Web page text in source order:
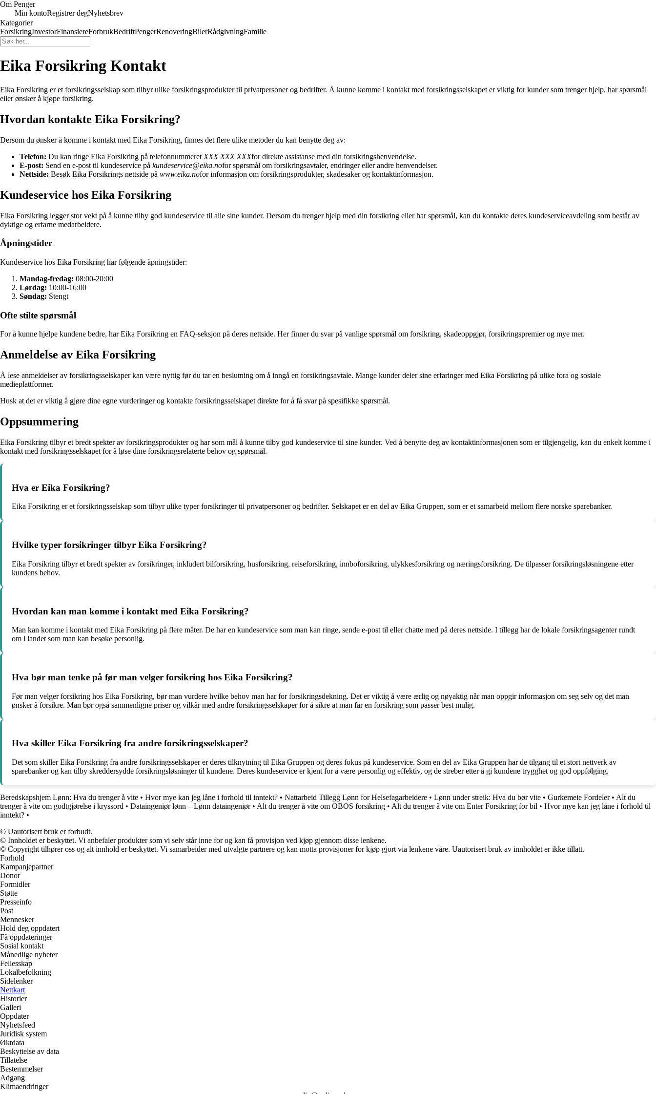
Om Penger
Min kontoRegistrer degNyhetsbrev
Kategorier
ForsikringInvestorFinansiereForbrukBedriftPengerRenoveringBilerRådgivningFamilie
Eika Forsikring Kontakt
Eika Forsikring er et forsikringsselskap som tilbyr ulike forsikringsprodukter til privatpersoner og bedrifter. Å kunne komme i kontakt med forsikringsselskapet er viktig for kunder som trenger hjelp, har spørsmål
eller ønsker å kjøpe forsikring.
Hvordan kontakte Eika Forsikring?
Dersom du ønsker å komme i kontakt med Eika Forsikring, finnes det flere ulike metoder du kan benytte deg av:
Telefon: Du kan ringe Eika Forsikring på telefonnummeret XXX XXX XXXfor direkte assistanse med din forsikringshenvendelse.
E-post: Send en e-post til kundeservice på kundeservice@eika.nofor spørsmål om forsikringsavtaler, endringer eller andre henvendelser.
Nettside: Besøk Eika Forsikrings nettside på www.eika.nofor informasjon om forsikringsprodukter, skadesaker og kontaktinformasjon.
Kundeservice hos Eika Forsikring
Eika Forsikring legger stor vekt på å kunne tilby god kundeservice til alle sine kunder. Dersom du trenger hjelp med din forsikring eller har spørsmål, kan du kontakte deres kundeserviceavdeling som består av
dyktige og erfarne medarbeidere.
Åpningstider
Kundeservice hos Eika Forsikring har følgende åpningstider:
Mandag-fredag: 08:00-20:00
Lørdag: 10:00-16:00
Søndag: Stengt
Ofte stilte spørsmål
For å kunne hjelpe kundene bedre, har Eika Forsikring en FAQ-seksjon på deres nettside. Her finner du svar på vanlige spørsmål om forsikring, skadeoppgjør, forsikringspremier og mye mer.
Anmeldelse av Eika Forsikring
Å lese anmeldelser av forsikringsselskaper kan være nyttig før du tar en beslutning om å inngå en forsikringsavtale. Mange kunder deler sine erfaringer med Eika Forsikring på ulike fora og sosiale
medieplattformer.
Husk at det er viktig å gjøre dine egne vurderinger og kontakte forsikringsselskapet direkte for å få svar på spesifikke spørsmål.
Oppsummering
Eika Forsikring tilbyr et bredt spekter av forsikringsprodukter og har som mål å kunne tilby god kundeservice til sine kunder. Ved å benytte deg av kontaktinformasjonen som er tilgjengelig, kan du enkelt komme i
kontakt med forsikringsselskapet for å løse dine forsikringsrelaterte behov og spørsmål.
Hva er Eika Forsikring?
Eika Forsikring er et forsikringsselskap som tilbyr ulike typer forsikringer til privatpersoner og bedrifter. Selskapet er en del av Eika Gruppen, som er et samarbeid mellom flere norske sparebanker.
Hvilke typer forsikringer tilbyr Eika Forsikring?
Eika Forsikring tilbyr et bredt spekter av forsikringer, inkludert bilforsikring, husforsikring, reiseforsikring, innboforsikring, ulykkesforsikring og næringsforsikring. De tilpasser forsikringsløsningene etter
kundens behov.
Hvordan kan man komme i kontakt med Eika Forsikring?
Man kan komme i kontakt med Eika Forsikring på flere måter. De har en kundeservice som man kan ringe, sende e-post til eller chatte med på deres nettside. I tillegg har de lokale forsikringsagenter rundt
om i landet som man kan besøke personlig.
Hva bør man tenke på før man velger forsikring hos Eika Forsikring?
Før man velger forsikring hos Eika Forsikring, bør man vurdere hvilke behov man har for forsikringsdekning. Det er viktig å være ærlig og nøyaktig når man oppgir informasjon om seg selv og det man
ønsker å forsikre. Man bør også sammenligne priser og vilkår med andre forsikringsselskaper for å sikre at man får en forsikring som passer best mulig.
Hva skiller Eika Forsikring fra andre forsikringsselskaper?
Det som skiller Eika Forsikring fra andre forsikringsselskaper er deres tilknytning til Eika Gruppen og deres fokus på kundeservice. Som en del av Eika Gruppen har de tilgang til et stort nettverk av
sparebanker og kan tilby skreddersydde forsikringsløsninger til kundene. Deres kundeservice er kjent for å være personlig og effektiv, og de streber etter å gi kundene trygghet og god oppfølging.
Beredskapshjem Lønn: Hva du trenger å vite • Hvor mye kan jeg låne i forhold til inntekt? • Nattarbeid Tillegg Lønn for Helsefagarbeidere • Lønn under streik: Hva du bør vite • Gurkemeie Fordeler• Alt du
trenger å vite om godtgjørelse i kryssord • Dataingeniør lønn – Lønn dataingeniør• Alt du trenger å vite om OBOS forsikring • Alt du trenger å vite om Enter Forsikring for bil • Hvor mye kan jeg låne i forhold til
inntekt? •
© Uautorisert bruk er forbudt.
© Innholdet er beskyttet. Vi anbefaler produkter som vi selv står inne for og kan få provisjon ved kjøp gjennom disse lenkene.
© Copyright tilhører oss og alt innhold er beskyttet. Vi samarbeider med utvalgte partnere og kan motta provisjoner for kjøp gjort via lenkene våre. Uautorisert bruk av innholdet er ikke tillatt.
Forhold
Kampanjepartner
Donor
Formidler
Støtte
Presseinfo
Post
Mennesker
Hold deg oppdatert
Få oppdateringer
Sosial kontakt
Månedlige nyheter
Fellesskap
Lokalbefolkning
Sidelenker
Nettkart
Historier
Galleri
Oppdater
Nyhetsfeed
Juridisk system
Øktdata
Beskyttelse av data
Tillatelse
Bestemmelser
Adgang
Klimaendringer